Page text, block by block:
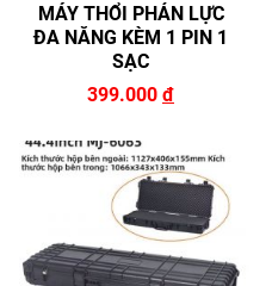
MÁY THỔI PHẢN LỰC
ĐA NĂNG KÈM 1 PIN 1
SẠC
399.000 đ